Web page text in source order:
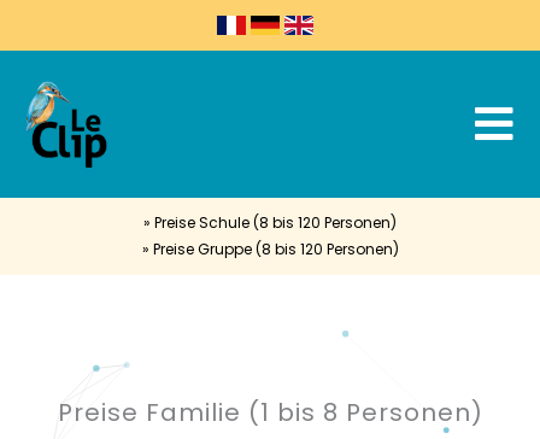
» Preise Schule (8 bis 120 Personen)
» Preise Gruppe (8 bis 120 Personen)
Preise Familie (1 bis 8 Personen)